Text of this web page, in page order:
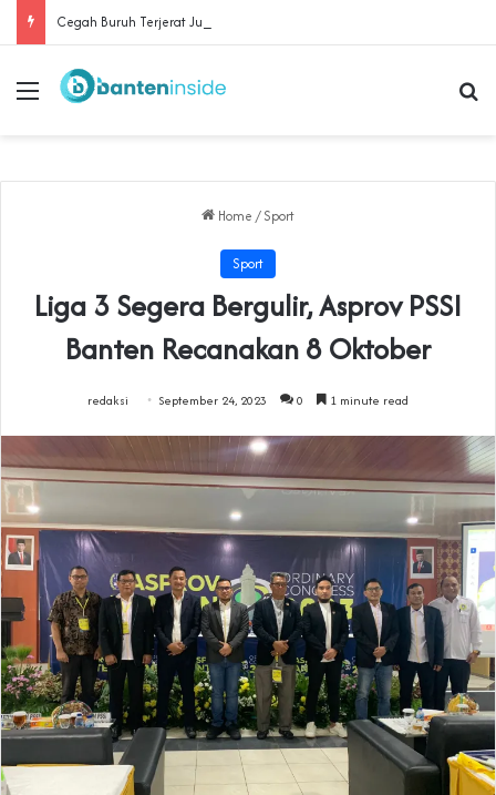
Menu
Home / Sport
Sport
Liga 3 Segera Bergulir, Asprov PSSI
Banten Recanakan 8 Oktober
redaksi September 24, 2023 0 1 minute read